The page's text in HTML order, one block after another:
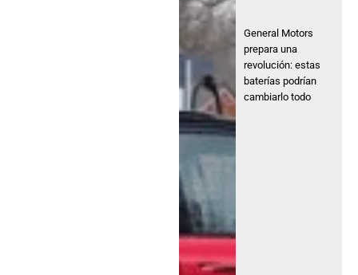
General Motors
prepara una
revolución: estas
baterías podrían
cambiarlo todo